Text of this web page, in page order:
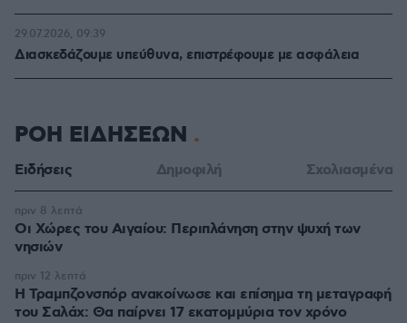
Διασκεδάζουμε υπεύθυνα, επιστρέφουμε με ασφάλεια
29.07.2026, 09:39
ΡΟΗ ΕΙΔΗΣΕΩΝ
Ειδήσεις Δημοφιλή Σχολιασμένα
Οι Xώρες του Αιγαίου: Περιπλάνηση στην ψυχή των
νησιών
πριν 8 λεπτά
Η Τραμπζονσπόρ ανακοίνωσε και επίσημα τη μεταγραφή
του Σαλάχ: Θα παίρνει 17 εκατομμύρια τον χρόνο
πριν 12 λεπτά